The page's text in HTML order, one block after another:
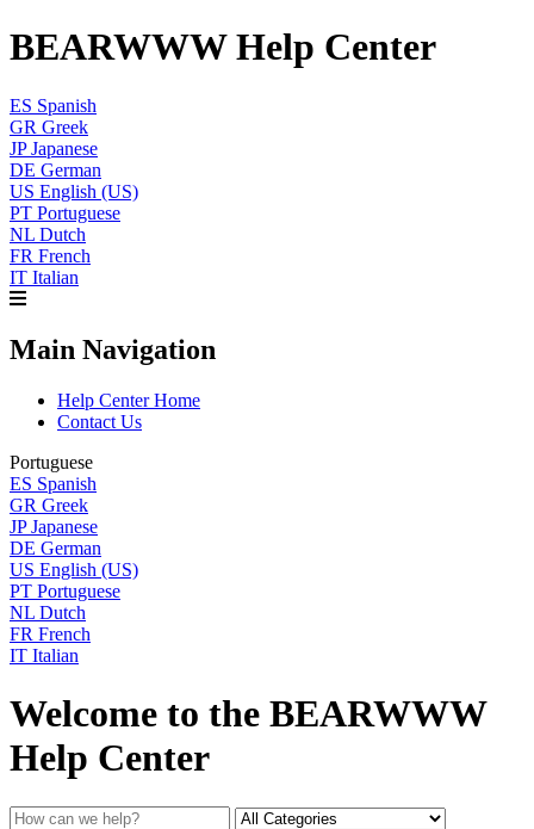
BEARWWW Help Center
ES Spanish
GR Greek
JP Japanese
DE German
US English (US)
PT Portuguese
NL Dutch
FR French
IT Italian
Main Navigation
Help Center Home
Contact Us
Portuguese
ES Spanish
GR Greek
JP Japanese
DE German
US English (US)
PT Portuguese
NL Dutch
FR French
IT Italian
Welcome to the BEARWWW
Help Center